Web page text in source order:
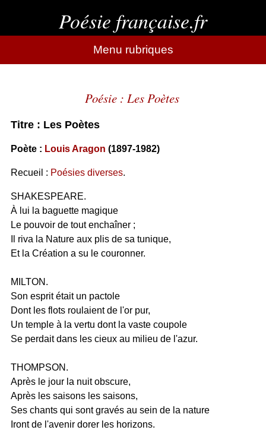
Poésie française.fr
Menu rubriques
Poésie : Les Poètes
Titre : Les Poètes
Poète : Louis Aragon (1897-1982)
Recueil : Poésies diverses.
SHAKESPEARE.
À lui la baguette magique
Le pouvoir de tout enchaîner ;
Il riva la Nature aux plis de sa tunique,
Et la Création a su le couronner.
MILTON.
Son esprit était un pactole
Dont les flots roulaient de l'or pur,
Un temple à la vertu dont la vaste coupole
Se perdait dans les cieux au milieu de l'azur.
THOMPSON.
Après le jour la nuit obscure,
Après les saisons les saisons,
Ses chants qui sont gravés au sein de la nature
Iront de l'avenir dorer les horizons.